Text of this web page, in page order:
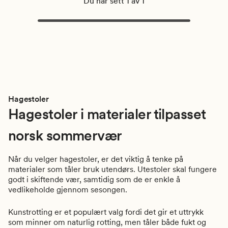
Hagestoler
Hagestoler i materialer tilpasset
norsk sommervær
Når du velger hagestoler, er det viktig å tenke på
materialer som tåler bruk utendørs. Utestoler skal fungere
godt i skiftende vær, samtidig som de er enkle å
vedlikeholde gjennom sesongen.
Kunstrotting er et populært valg fordi det gir et uttrykk
som minner om naturlig rotting, men tåler både fukt og